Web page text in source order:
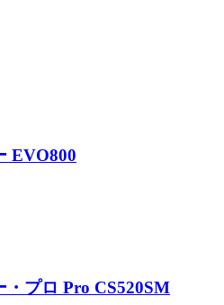
EVO800
・プロ Pro CS520SM